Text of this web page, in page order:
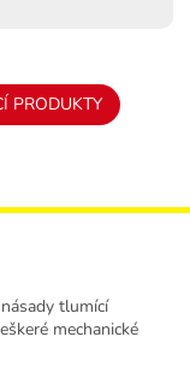
PRODUKTY
tlumící
mechanické